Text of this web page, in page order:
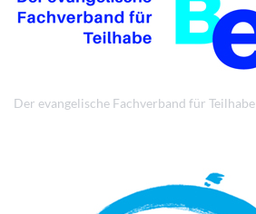
Der evangelische Fachverband für Teilhabe